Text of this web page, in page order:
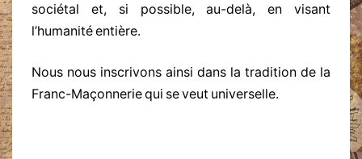
sociétal et, si possible, au-delà, en visant
l’humanité entière.
Nous nous inscrivons ainsi dans la tradition de la
Franc-Maçonnerie qui se veut universelle.